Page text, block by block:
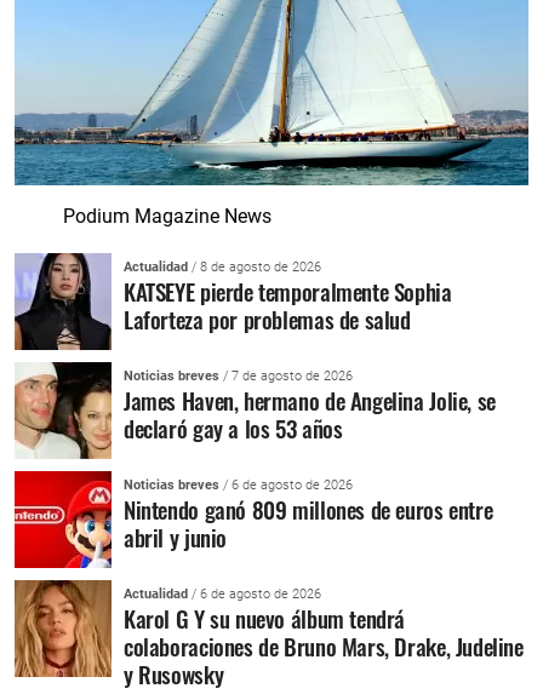
Podium Magazine News
Actualidad / 8 de agosto de 2026
KATSEYE pierde temporalmente Sophia
Laforteza por problemas de salud
Noticias breves / 7 de agosto de 2026
James Haven, hermano de Angelina Jolie, se
declaró gay a los 53 años
Noticias breves / 6 de agosto de 2026
Nintendo ganó 809 millones de euros entre
abril y junio
Actualidad / 6 de agosto de 2026
Karol G Y su nuevo álbum tendrá
colaboraciones de Bruno Mars, Drake, Judeline
y Rusowsky